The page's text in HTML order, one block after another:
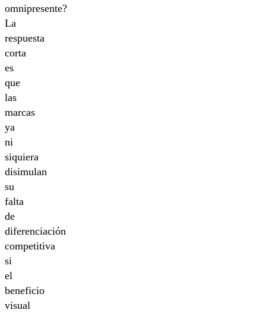
omnipresente?
La
respuesta
corta
es
que
las
marcas
ya
ni
siquiera
disimulan
su
falta
de
diferenciación
competitiva
si
el
beneficio
visual